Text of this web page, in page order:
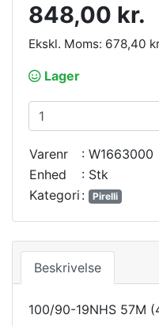
848,00 kr.
Ekskl. Moms: 678,40
Lager
Varenr
: W1663000
Enhed
: Stk
Kategori : Pirelli
Beskrivelse
100/90-19NHS 57M